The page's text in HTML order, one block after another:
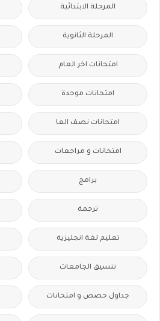
المرحلة الابتدائية
المرحلة الثانوية
امتحانات اخر العام
امتحانات موحدة
امتحانات نصف العا
امتحانات و مراجعات
برامج
ترجمة
تعليم لغة انجليزية
تنسيق الجامعات
جداول حصص و امتحانات